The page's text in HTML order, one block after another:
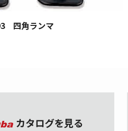
四角ランマ
カタログを見る